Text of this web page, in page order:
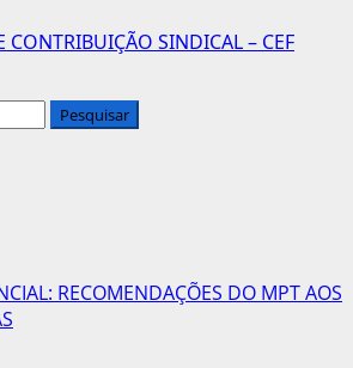
CONTRIBUIÇÃO SINDICAL – CEF
RECOMENDAÇÕES DO MPT AOS